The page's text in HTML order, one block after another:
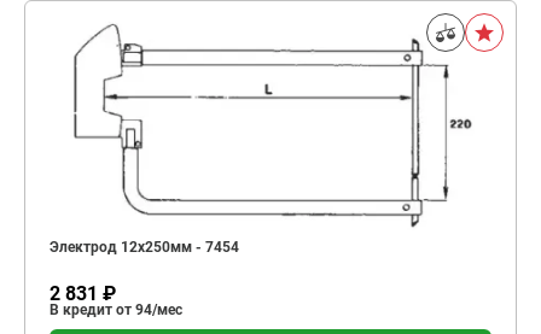
Электрод 12х250мм - 7454
2 831 ₽
В кредит от 94/мес